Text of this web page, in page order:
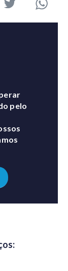
pelo